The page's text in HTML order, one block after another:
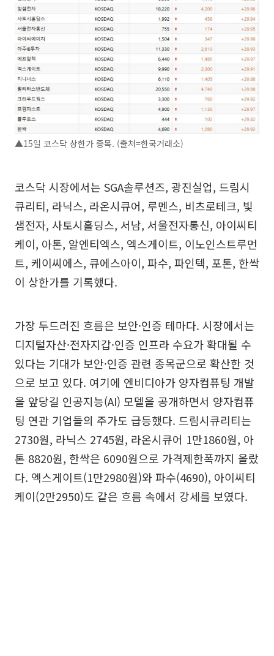
▲15일 코스닥 상한가 종목. (출처=한국거래소)
코스닥 시장에서는 SGA솔루션즈, 광진실업, 드림시
큐리티, 라닉스, 라온시큐어, 루멘스, 비츠로테크, 빛
샘전자, 사토시홀딩스, 서남, 서울전자통신, 아이씨티
케이, 아톤, 알엔티엑스, 엑스게이트, 이노인스트루먼
트, 케이씨에스, 큐에스아이, 파수, 파인텍, 포톤, 한싹
이 상한가를 기록했다.
가장 두드러진 흐름은 보안·인증 테마다. 시장에서는
디지털자산·전자지갑·인증 인프라 수요가 확대될 수
있다는 기대가 보안·인증 관련 종목군으로 확산한 것
으로 보고 있다. 여기에 엔비디아가 양자컴퓨팅 개발
을 앞당길 인공지능(AI) 모델을 공개하면서 양자컴퓨
팅 연관 기업들의 주가도 급등했다. 드림시큐리티는
2730원, 라닉스 2745원, 라온시큐어 1만1860원, 아
톤 8820원, 한싹은 6090원으로 가격제한폭까지 올랐
다. 엑스게이트(1만2980원)와 파수(4690), 아이씨티
케이(2만2950)도 같은 흐름 속에서 강세를 보였다.